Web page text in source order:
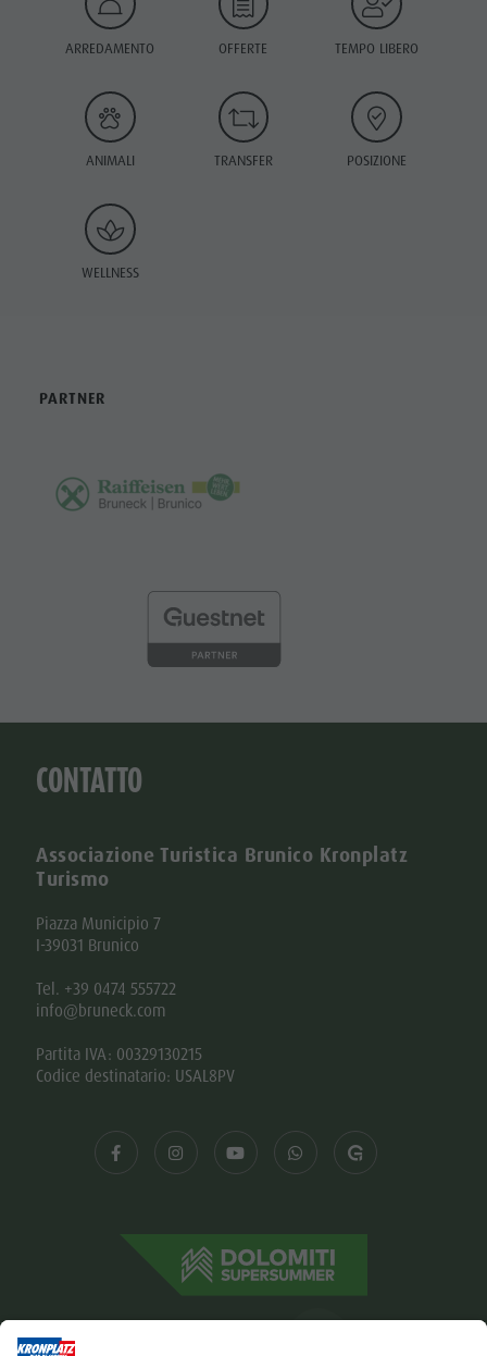
ARREDAMENTO OFFERTE TEMPO LIBERO
ANIMALI TRANSFER POSIZIONE
WELLNESS
PARTNER
CONTATTO
Associazione Turistica Brunico Kronplatz
Turismo
Piazza Municipio 7
I-39031 Brunico
Tel. +39 0474 555722
info@bruneck.com
Partita IVA: 00329130215
Codice destinatario: USAL8PV